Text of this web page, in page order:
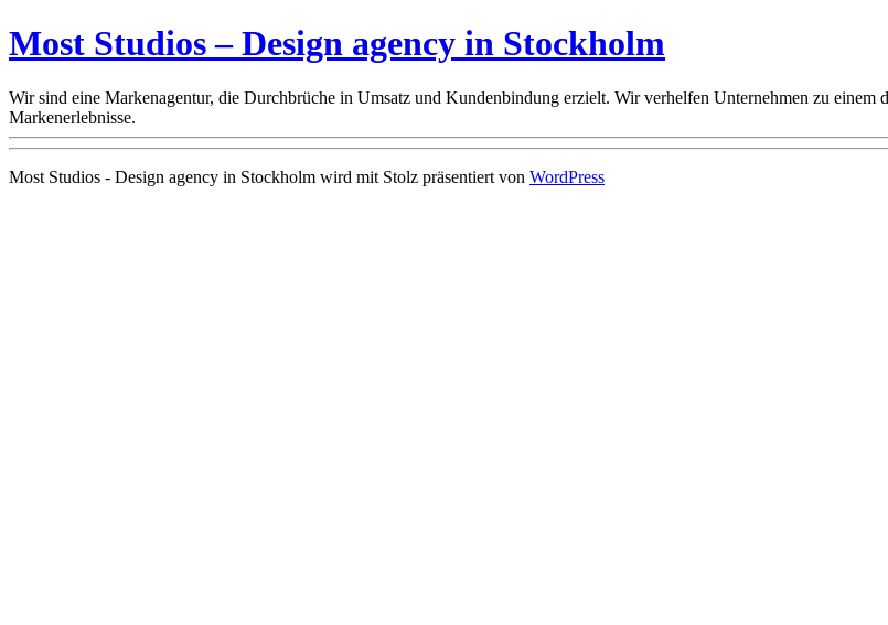
Most Studios – Design agency in Stockholm
Wir sind eine Markenagentur, die Durchbrüche in Umsatz und Kundenbindung erzielt. Wir verhelfen Unternehmen zu einem
Markenerlebnisse.
Most Studios - Design agency in Stockholm wird mit Stolz präsentiert von WordPress